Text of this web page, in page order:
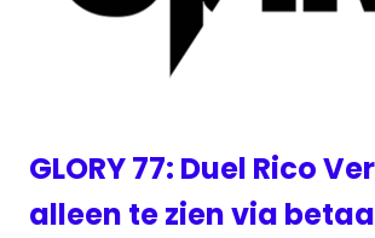
GLORY 77: Duel Rico
alleen te zien via